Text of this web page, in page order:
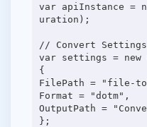
var apiInstance =
uration);
// Convert Settings
var settings = new
{
FilePath = "file-
Format = "dotm",
OutputPath =
};